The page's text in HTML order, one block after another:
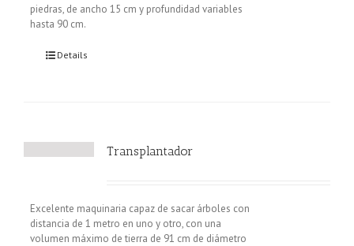
piedras, de ancho 15 cm y profundidad variables
hasta 90 cm.
Details
Transplantador
Excelente maquinaria capaz de sacar árboles con
distancia de 1 metro en uno y otro, con una
volumen máximo de tierra de 91 cm de diámetro